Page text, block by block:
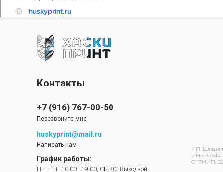
ПН - ПТ: 10:00 - 19:00, СБ-ВС: Выходной
График работы:
Написать нам
huskyprint@mail.ru
Перезвоните мне
+7 (916) 767-00-50
Контакты
ИП
ИНН:
ОГРНИП: